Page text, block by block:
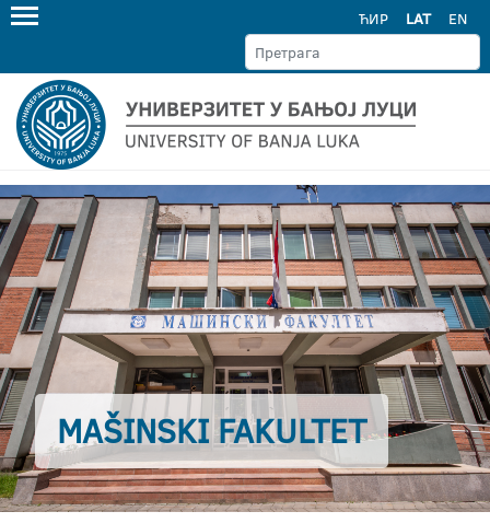
ЋИР LAT EN
MAŠINSKI FAKULTET